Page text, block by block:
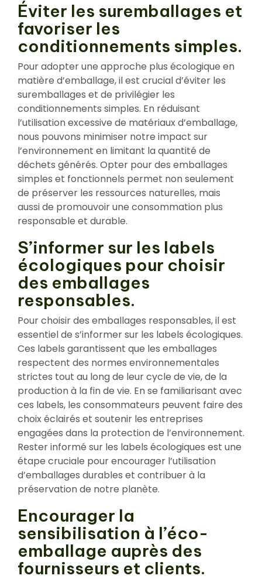
Éviter les suremballages et
favoriser les
conditionnements simples.
Pour adopter une approche plus écologique en
matière d’emballage, il est crucial d’éviter les
suremballages et de privilégier les
conditionnements simples. En réduisant
l’utilisation excessive de matériaux d’emballage,
nous pouvons minimiser notre impact sur
l’environnement en limitant la quantité de
déchets générés. Opter pour des emballages
simples et fonctionnels permet non seulement
de préserver les ressources naturelles, mais
aussi de promouvoir une consommation plus
responsable et durable.
S’informer sur les labels
écologiques pour choisir
des emballages
responsables.
Pour choisir des emballages responsables, il est
essentiel de s’informer sur les labels écologiques.
Ces labels garantissent que les emballages
respectent des normes environnementales
strictes tout au long de leur cycle de vie, de la
production à la fin de vie. En se familiarisant avec
ces labels, les consommateurs peuvent faire des
choix éclairés et soutenir les entreprises
engagées dans la protection de l’environnement.
Rester informé sur les labels écologiques est une
étape cruciale pour encourager l’utilisation
d’emballages durables et contribuer à la
préservation de notre planète.
Encourager la
sensibilisation à l’éco-
emballage auprès des
fournisseurs et clients.